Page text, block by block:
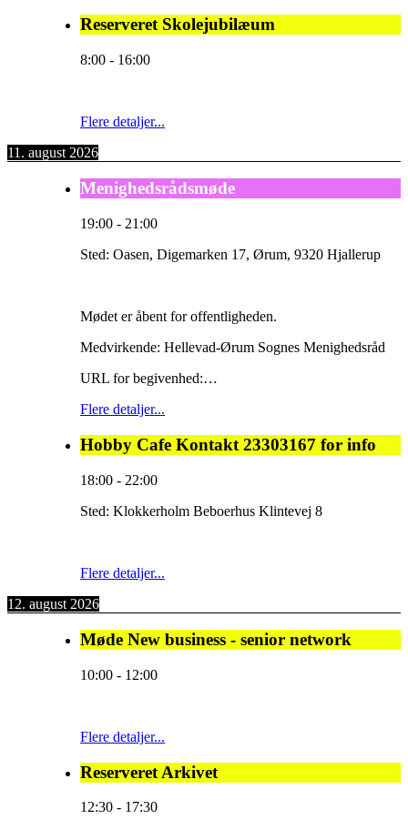
Reserveret Skolejubilæum
8:00 - 16:00
Flere detaljer...
11. august 2026
Menighedsrådsmøde
19:00 - 21:00
Sted: Oasen, Digemarken 17, Ørum, 9320 Hjallerup
Mødet er åbent for offentligheden.
Medvirkende: Hellevad-Ørum Sognes Menighedsråd
URL for begivenhed:…
Flere detaljer...
Hobby Cafe Kontakt 23303167 for info
18:00 - 22:00
Sted: Klokkerholm Beboerhus Klintevej 8
Flere detaljer...
12. august 2026
Møde New business - senior network
10:00 - 12:00
Flere detaljer...
Reserveret Arkivet
12:30 - 17:30